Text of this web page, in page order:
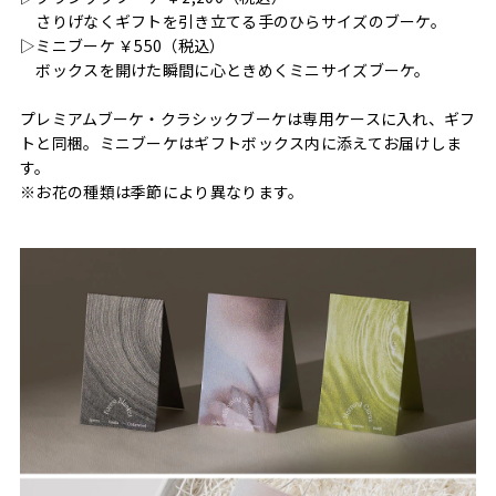
さりげなくギフトを引き立てる手のひらサイズのブーケ。
▷ミニブーケ ￥550（税込）
ボックスを開けた瞬間に心ときめくミニサイズブーケ。
プレミアムブーケ・クラシックブーケは専用ケースに入れ、ギフ
トと同梱。ミニブーケはギフトボックス内に添えてお届けしま
す。
※お花の種類は季節により異なります。